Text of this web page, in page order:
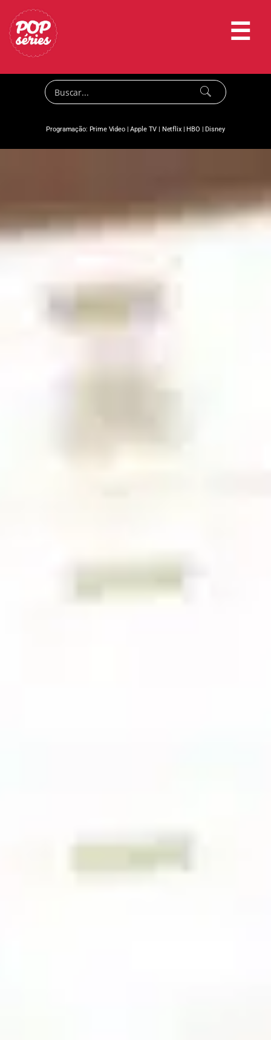
☰
Programação: Prime Video|Apple TV | Netflix|HBO |Disney